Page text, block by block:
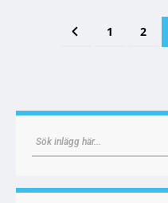
SidaSida
Föregående
Sida
1 Sida
2